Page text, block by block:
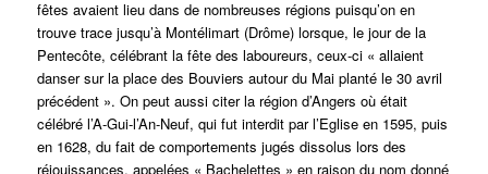
fêtes avaient lieu dans de nombreuses régions puisqu’on en
trouve trace jusqu’à Montélimart (Drôme) lorsque, le jour de la
Pentecôte, célébrant la fête des laboureurs, ceux-ci « allaient
danser sur la place des Bouviers autour du Mai planté le 30 avril
précédent ». On peut aussi citer la région d’Angers où était
célébré l’A-Gui-l’An-Neuf, qui fut interdit par l’Eglise en 1595, puis
en 1628, du fait de comportements jugés dissolus lors des
réjouissances, appelées « Bachelettes » en raison du nom donné